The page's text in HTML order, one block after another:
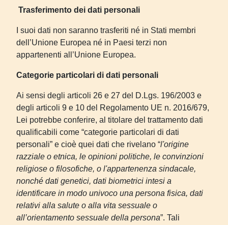
Trasferimento dei dati personali
I suoi dati non saranno trasferiti né in Stati membri
dell’Unione Europea né in Paesi terzi non
appartenenti all’Unione Europea.
Categorie particolari di dati personali
Ai sensi degli articoli 26 e 27 del D.Lgs. 196/2003 e
degli articoli 9 e 10 del Regolamento UE n. 2016/679,
Lei potrebbe conferire, al titolare del trattamento dati
qualificabili come “categorie particolari di dati
personali” e cioè quei dati che rivelano “l'origine
razziale o etnica, le opinioni politiche, le convinzioni
religiose o filosofiche, o l'appartenenza sindacale,
nonché dati genetici, dati biometrici intesi a
identificare in modo univoco una persona fisica, dati
relativi alla salute o alla vita sessuale o
all’orientamento sessuale della persona”. Tali